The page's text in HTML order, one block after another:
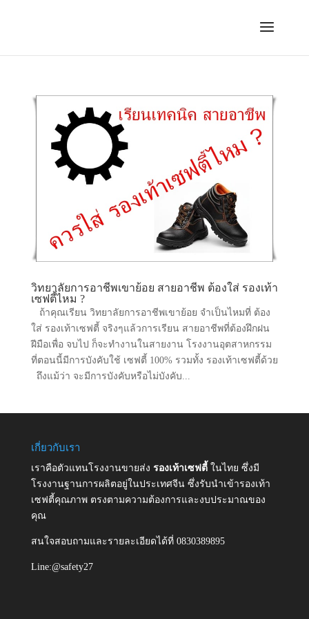
วิทยาลัยการอาชีพเขาย้อย สายอาชีพ ต้องใส่ รองเท้า
เซฟตี้ไหม ?
ถ้าคุณเรียน วิทยาลัยการอาชีพเขาย้อย จำเป็นไหมที่ ต้อง
ใส่ รองเท้าเซฟตี้ จริงๆแล้วการเรียน สายอาชีพที่ต้องฝึกฝน
ฝีมือเพื่อ จบไป ก็จะทำงานในสายงาน โรงงานอุตสาหกรรม
ที่ตอนนี้มีการบังคับใช้ เซฟตี้ 100% รวมทั้ง รองเท้าเซฟตี้ด้วย
ถึงแม้ว่า จะมีการบังคับหรือไม่บังคับ...
เกี่ยวกับเรา
เราคือตัวแทนโรงงานขายส่ง รองเท้าเซฟตี้ ในไทย ซึ่งมี
โรงงานฐานการผลิตอยู่ในประเทศจีน ซึ่งรับนำเข้ารองเท้า
เซฟตี้คุณภาพ ตรงตามความต้องการและงบประมาณของ
คุณ
สนใจสอบถามและรายละเอียดได้ที่ 0830389895
Line:@safety27